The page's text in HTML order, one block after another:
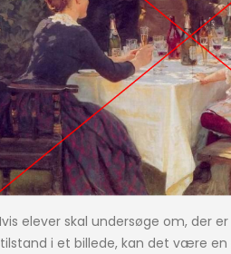
elever skal undersøge om, der
i et billede, kan det være